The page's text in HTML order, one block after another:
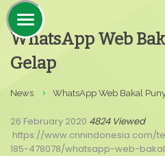
WhatsApp Web
Gelap
News WhatsApp Web Bakal
26 February 2020 4824 Viewed
https://www.cnnindonesia.com/
185-478078/whatsapp-web-